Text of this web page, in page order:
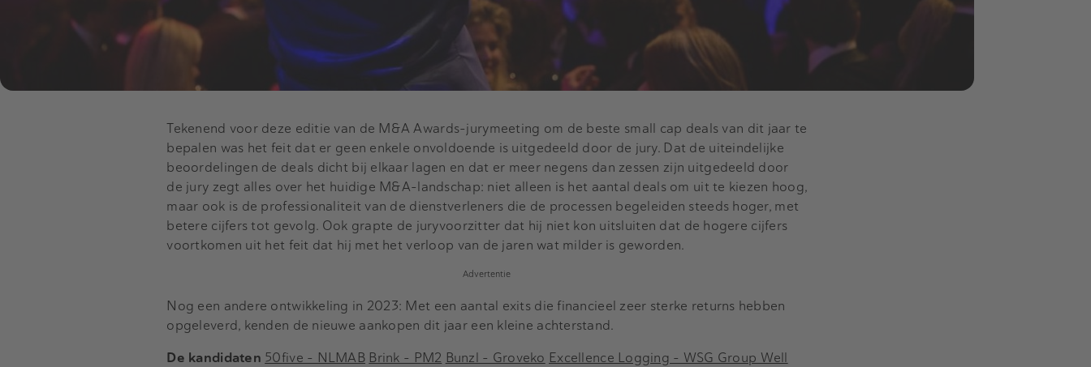
Tekenend voor deze editie van de M&A Awards-jurymeeting om de beste small cap deals van dit jaar te
bepalen was het feit dat er geen enkele onvoldoende is uitgedeeld door de jury. Dat de uiteindelijke
beoordelingen de deals dicht bij elkaar lagen en dat er meer negens dan zessen zijn uitgedeeld door
de jury zegt alles over het huidige M&A-landschap: niet alleen is het aantal deals om uit te kiezen hoog,
maar ook is de professionaliteit van de dienstverleners die de processen begeleiden steeds hoger, met
betere cijfers tot gevolg. Ook grapte de juryvoorzitter dat hij niet kon uitsluiten dat de hogere cijfers
voortkomen uit het feit dat hij met het verloop van de jaren wat milder is geworden.
Advertentie
Nog een andere ontwikkeling in 2023: Met een aantal exits die financieel zeer sterke returns hebben
opgeleverd, kenden de nieuwe aankopen dit jaar een kleine achterstand.
De kandidaten 50five – NLMAB Brink – PM2 Bunzl – Groveko Excellence Logging – WSG Group Well